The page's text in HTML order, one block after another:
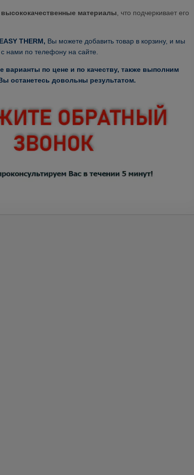
высококачественные материалы , что подчеркивает его
THERM, Вы можете добавить товар в корзину, и мы
нами по телефону на сайте.
по цене и по качеству, также выполним
останетесь довольны результатом.